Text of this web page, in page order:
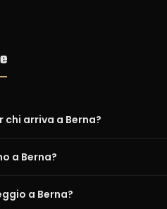
arriva a Berna?
a Berna?
a Berna?